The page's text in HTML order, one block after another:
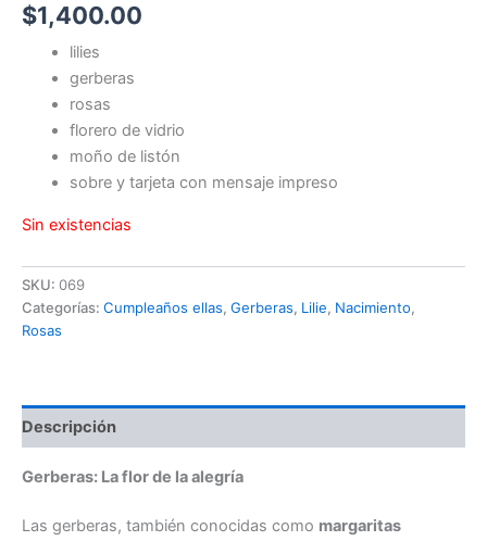
$1,400.00
lilies
gerberas
rosas
florero de vidrio
moño de listón
sobre y tarjeta con mensaje impreso
Sin existencias
SKU: 069
Categorías: Cumpleaños ellas, Gerberas, Lilie, Nacimiento,
Rosas
Descripción
Gerberas: La flor de la alegría
Las gerberas, también conocidas como margaritas